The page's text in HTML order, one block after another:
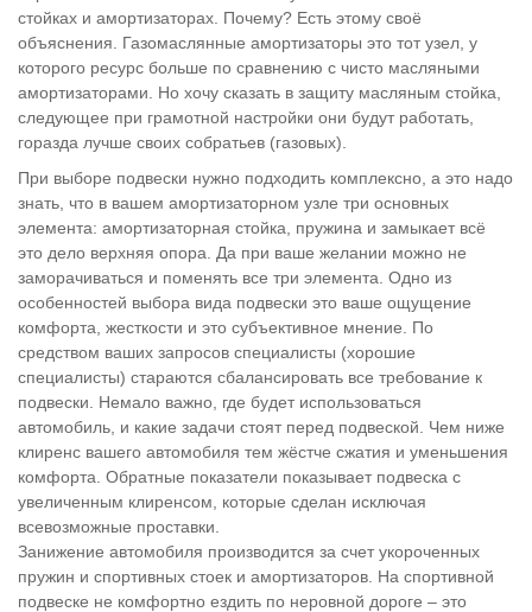
стойках и амортизаторах. Почему? Есть этому своё
объяснения. Газомаслянные амортизаторы это тот узел, у
которого ресурс больше по сравнению с чисто масляными
амортизаторами. Но хочу сказать в защиту масляным стойка,
следующее при грамотной настройки они будут работать,
горазда лучше своих собратьев (газовых).
При выборе подвески нужно подходить комплексно, а это надо
знать, что в вашем амортизаторном узле три основных
элемента: амортизаторная стойка, пружина и замыкает всё
это дело верхняя опора. Да при ваше желании можно не
заморачиваться и поменять все три элемента. Одно из
особенностей выбора вида подвески это ваше ощущение
комфорта, жесткости и это субъективное мнение. По
средством ваших запросов специалисты (хорошие
специалисты) стараются сбалансировать все требование к
подвески. Немало важно, где будет использоваться
автомобиль, и какие задачи стоят перед подвеской. Чем ниже
клиренс вашего автомобиля тем жёстче сжатия и уменьшения
комфорта. Обратные показатели показывает подвеска с
увеличенным клиренсом, которые сделан исключая
всевозможные проставки.
Занижение автомобиля производится за счет укороченных
пружин и спортивных стоек и амортизаторов. На спортивной
подвеске не комфортно ездить по неровной дороге – это